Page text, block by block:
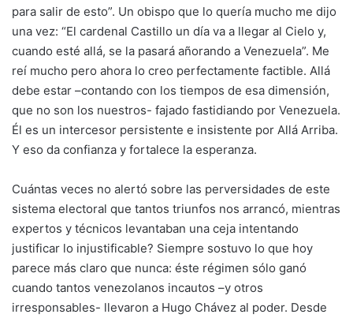
para salir de esto”. Un obispo que lo quería mucho me dijo
una vez: “El cardenal Castillo un día va a llegar al Cielo y,
cuando esté allá, se la pasará añorando a Venezuela”. Me
reí mucho pero ahora lo creo perfectamente factible. Allá
debe estar –contando con los tiempos de esa dimensión,
que no son los nuestros- fajado fastidiando por Venezuela.
Él es un intercesor persistente e insistente por Allá Arriba.
Y eso da confianza y fortalece la esperanza.
Cuántas veces no alertó sobre las perversidades de este
sistema electoral que tantos triunfos nos arrancó, mientras
expertos y técnicos levantaban una ceja intentando
justificar lo injustificable? Siempre sostuvo lo que hoy
parece más claro que nunca: éste régimen sólo ganó
cuando tantos venezolanos incautos –y otros
irresponsables- llevaron a Hugo Chávez al poder. Desde